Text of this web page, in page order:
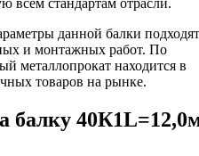
данной балки подходят
и монтажных работ. По
металлопрокат находится в
товаров на рынке.
балку